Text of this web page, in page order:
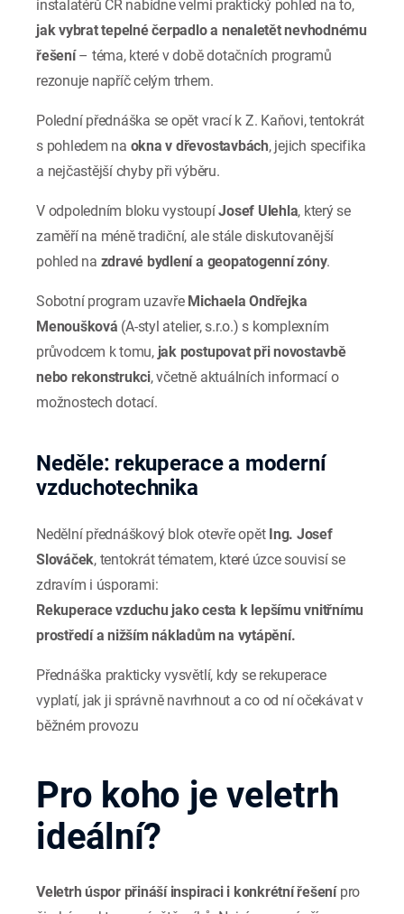
instalatérů ČR nabídne velmi praktický pohled na to,
jak vybrat tepelné čerpadlo a nenaletět nevhodnému
řešení– téma, které v době dotačních programů
rezonuje napříč celým trhem.
Polední přednáška se opět vrací k Z. Kaňovi, tentokrát
s pohledem na okna v dřevostavbách, jejich specifika
a nejčastější chyby při výběru.
V odpoledním bloku vystoupíJosef Ulehla, který se
zaměří na méně tradiční, ale stále diskutovanější
pohled na zdravé bydlení a geopatogenní zóny.
Sobotní program uzavře Michaela Ondřejka
Menoušková (A-styl atelier, s.r.o.) s komplexním
průvodcem k tomu, jak postupovat při novostavbě
nebo rekonstrukci, včetně aktuálních informací o
možnostech dotací.
Neděle: rekuperace a moderní
vzduchotechnika
Nedělní přednáškový blok otevře opět Ing. Josef
Slováček, tentokrát tématem, které úzce souvisí se
zdravím i úsporami:
Rekuperace vzduchu jako cesta k lepšímu vnitřnímu
prostředí a nižším nákladům na vytápění.
Přednáška prakticky vysvětlí, kdy se rekuperace
vyplatí, jak ji správně navrhnout a co od ní očekávat v
běžném provozu
Pro koho je veletrh
ideální?
Veletrh úspor přináší inspiraci i konkrétní řešení pro